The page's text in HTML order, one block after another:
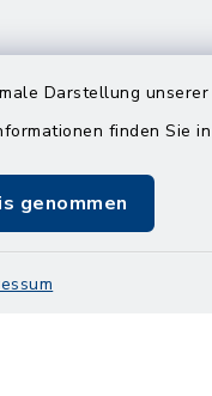
Darstellung
finden Sie
genommen